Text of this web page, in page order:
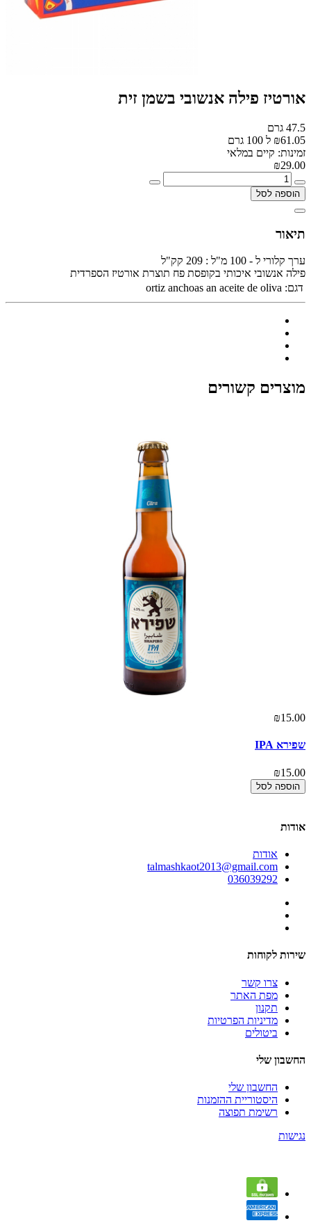
אורטיז פילה אנשובי בשמן זית
47.5 גרם
₪61.05 ל 100 גרם
זמינות: קיים במלאי
₪29.00
הוספה לסל
תיאור
ערך קלורי ל - 100 מ"ל : 209 קק"ל
פילה אנשובי איכותי בקופסת פח תוצרת אורטיז הספרדית
דגם: ortiz anchoas an aceite de oliva
מוצרים קשורים
₪15.00
שפירא IPA
₪15.00
הוספה לסל
אודות
אודות
talmashkaot2013@gmail.com
036039292
שירות לקוחות
צרו קשר
מפת האתר
תקנון
מדיניות הפרטיות
ביטולים
החשבון שלי
החשבון שלי
היסטוריית ההזמנות
רשימת תפוצה
נגישות